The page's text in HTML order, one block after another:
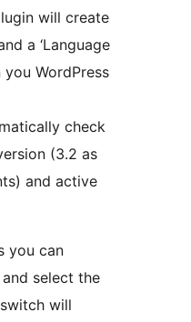
will create
a ‘Language
you WordPress
check
(3.2 as
and active
you can
select the
will